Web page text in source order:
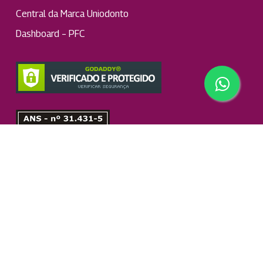
Central da Marca Uniodonto
Dashboard – PFC